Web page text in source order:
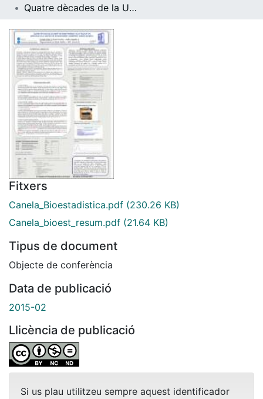
Com publicar
Quatre dècades de la Unitat de Bioestadística de la Facultat de Medicina de la Universitat de Barcelona: descripció i canvis docents
Fitxers
Canela_Bioestadistica.pdf (230.26 KB)
Canela_bioest_resum.pdf (21.64 KB)
Tipus de document
Objecte de conferència
Data de publicació
2015-02
Llicència de publicació
Si us plau utilitzeu sempre aquest identificador